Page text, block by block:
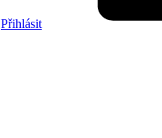
Přihlásit